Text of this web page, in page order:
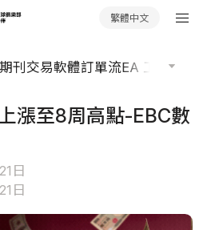
繁體中文
刊交易軟體訂單流EA 工具庫
漲至8周高點-EBC數
日
日